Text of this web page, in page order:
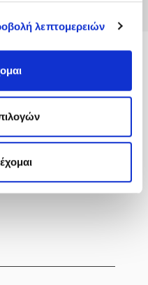
λεπτομερειών